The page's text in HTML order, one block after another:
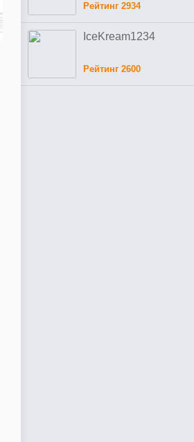
Рейтинг 2934
IceKream1234
Рейтинг 2600